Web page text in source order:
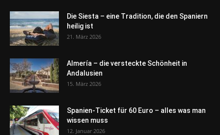
Die Siesta – eine Tradition, die den Spaniern
heilig ist
21. März 2026
Almería – die versteckte Schönheit in
Andalusien
15. März 2026
Spanien-Ticket für 60 Euro – alles was man
wissen muss
12. Januar 2026